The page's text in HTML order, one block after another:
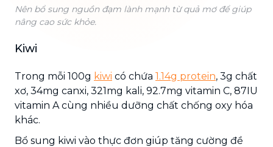
Nên bổ sung nguồn đạm lành mạnh từ quả mơ để giúp
nâng cao sức khỏe.
Kiwi
Trong mỗi 100g kiwi có chứa 1.14g protein, 3g chất
xơ, 34mg canxi, 321mg kali, 92.7mg vitamin C, 87IU
vitamin A cùng nhiều dưỡng chất chống oxy hóa
khác.
Bổ sung kiwi vào thực đơn giúp tăng cường đề